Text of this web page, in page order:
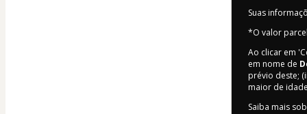
Suas
*O valor
Ao clicar em
em nome de
prévio deste;
maior de
Saiba mais